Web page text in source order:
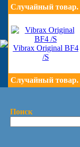
Случайный
Vibrax Original BF4
/S
Случайный
Поиск